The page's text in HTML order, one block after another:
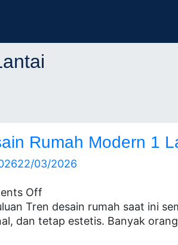
Rumah Modern 1
22/03/2026
Off
Tren desain rumah saat ini
dan tetap estetis. Banyak